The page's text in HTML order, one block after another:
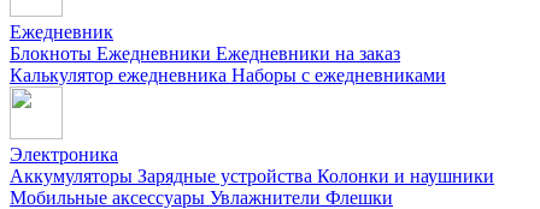
Ежедневник
Блокноты Ежедневники Ежедневники на заказ
Калькулятор ежедневника Наборы с ежедневниками
Электроника
Аккумуляторы Зарядные устройства Колонки и наушники
Мобильные аксессуары Увлажнители Флешки